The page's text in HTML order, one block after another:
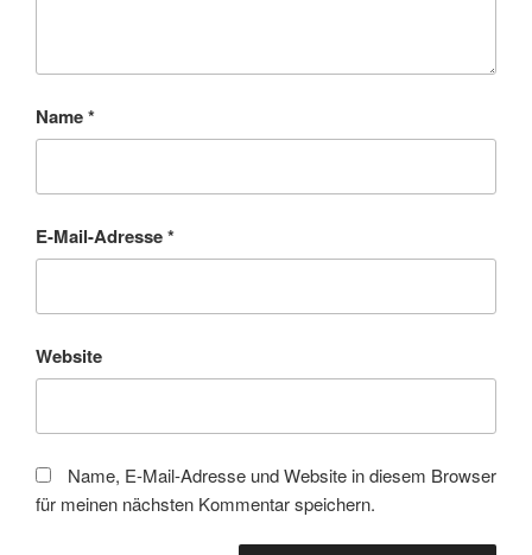
Name*
E-Mail-Adresse*
Website
Name, E-Mail-Adresse und Website in diesem Browser
für meinen nächsten Kommentar speichern.